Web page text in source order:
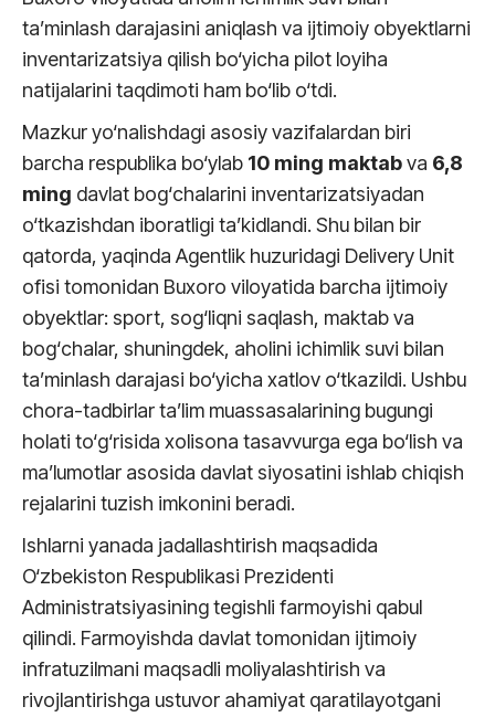
ta’minlash darajasini aniqlash va ijtimoiy obyektlarni
inventarizatsiya qilish bo‘yicha pilot loyiha
natijalarini taqdimoti ham bo‘lib o‘tdi.
Mazkur yo‘nalishdagi asosiy vazifalardan biri
barcha respublika bo‘ylab 10 ming maktabva 6,8
ming davlat bog‘chalarini inventarizatsiyadan
o‘tkazishdan iboratligi ta’kidlandi. Shu bilan bir
qatorda, yaqinda Agentlik huzuridagi Delivery Unit
ofisi tomonidan Buxoro viloyatida barcha ijtimoiy
obyektlar: sport, sog‘liqni saqlash, maktab va
bog‘chalar, shuningdek, aholini ichimlik suvi bilan
ta’minlash darajasi bo‘yicha xatlov o‘tkazildi. Ushbu
chora-tadbirlar ta’lim muassasalarining bugungi
holati to‘g‘risida xolisona tasavvurga ega bo‘lish va
ma’lumotlar asosida davlat siyosatini ishlab chiqish
rejalarini tuzish imkonini beradi.
Ishlarni yanada jadallashtirish maqsadida
O‘zbekiston Respublikasi Prezidenti
Administratsiyasining tegishli farmoyishi qabul
qilindi. Farmoyishda davlat tomonidan ijtimoiy
infratuzilmani maqsadli moliyalashtirish va
rivojlantirishga ustuvor ahamiyat qaratilayotgani